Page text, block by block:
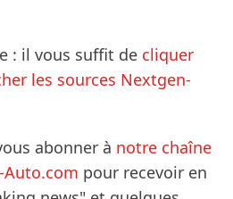
: il vous suffit de cliquer
les sources Nextgen-
abonner à notre chaîne
pour recevoir en